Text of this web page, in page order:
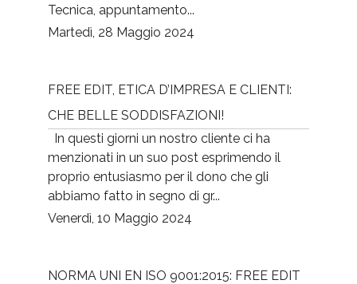
Tecnica, appuntamento...
Martedì, 28 Maggio 2024
FREE EDIT, ETICA D’IMPRESA E CLIENTI:
CHE BELLE SODDISFAZIONI!
In questi giorni un nostro cliente ci ha
menzionati in un suo post esprimendo il
proprio entusiasmo per il dono che gli
abbiamo fatto in segno di gr...
Venerdì, 10 Maggio 2024
NORMA UNI EN ISO 9001:2015: FREE EDIT